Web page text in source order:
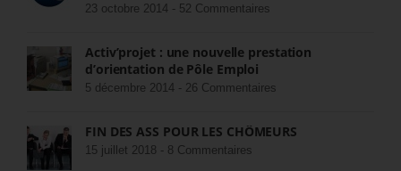
23 octobre 2014 - 52 Commentaires
Activ’projet : une nouvelle prestation
d’orientation de Pôle Emploi
5 décembre 2014 - 26 Commentaires
FIN DES ASS POUR LES CHÔMEURS
15 juillet 2018 - 8 Commentaires